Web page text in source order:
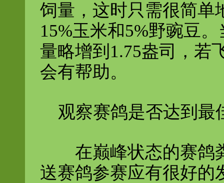
饲量，这时只需很简单
15%玉米和5%野豌豆
量略增到1.75盎司，若
会有帮助。
观察赛鸽是否达到最
在巅峰状态的赛鸽
送赛鸽参赛应有很好的